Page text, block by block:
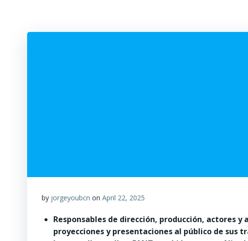
by jorgeyoubcn on April 22, 2025
Responsables de dirección, producción, actores
proyecciones y presentaciones al público de sus